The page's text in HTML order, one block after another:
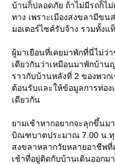
บ้านก็ปลอดภัย ถ้าไม่มีรถก็ไ
ทาง เพราะเมืองสงขลามีข
มอเตอร์ไซค์รับจ้าง รวมทั้ง
ผู้มาเยือนที่เคยมาพักที่นี่ไม่ว่
เดียวกันว่าเหมือนมาพักบ้าน
ราวกับบ้านหลังที่ 2 ของพวก
ต้อนรับและให้ข้อมูลการท่อง
เดียวกัน
ามเช้าหากอยากจะลุกขึ้นม
บิณฑบาตประมาณ 7.00 น.ทุ
สงขลาหลากวัยหลายอาชีพ
เช้าที่อยู่ติดกับบ้านเดินออกม